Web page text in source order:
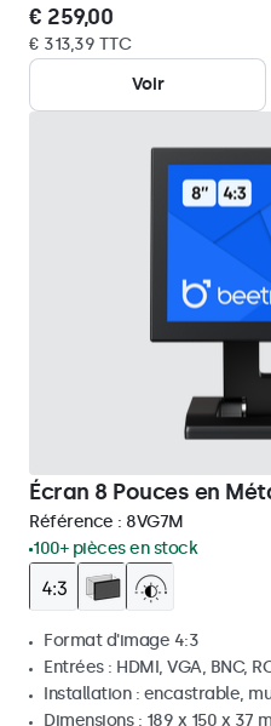
€ 259,00
€ 313,39 TTC
Voir
Écran 8 Pouces en
Référence : 8VG7M
100+ pièces en stock
Format d'image 4:3
Entrées : HDMI, VGA, BNC,
Installation : encastrable,
Dimensions : 189 x 150 x 37